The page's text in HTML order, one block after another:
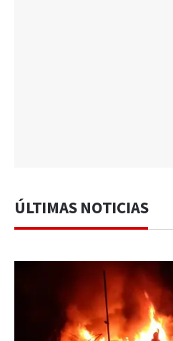
ÚLTIMAS NOTICIAS